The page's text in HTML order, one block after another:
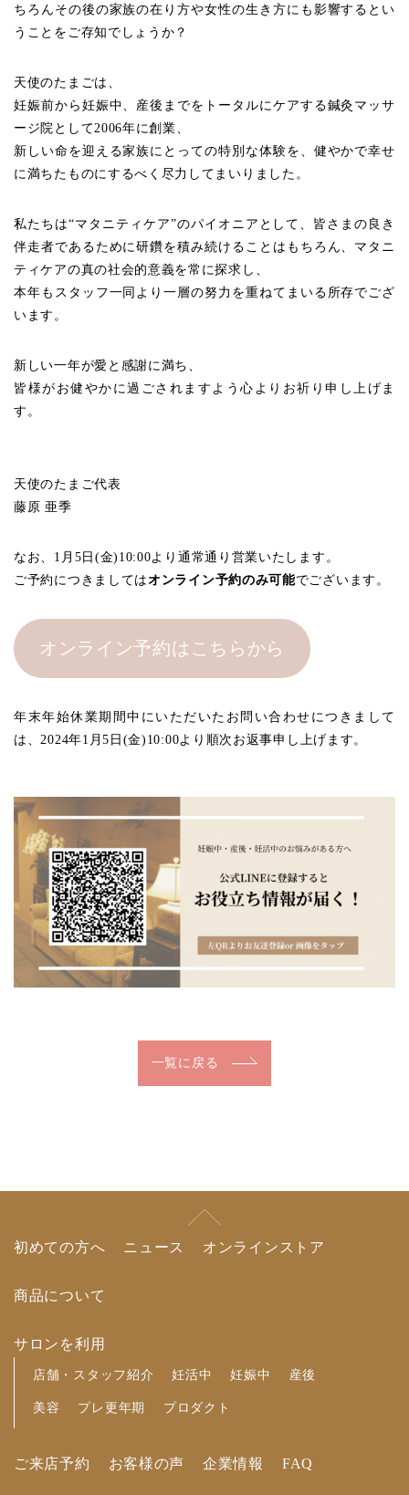
ちろんその後の家族の在り方や女性の生き方にも影響するとい
うことをご存知でしょうか？
天使のたまごは、
妊娠前から妊娠中、産後までをトータルにケアする鍼灸マッサ
ージ院として2006年に創業、
新しい命を迎える家族にとっての特別な体験を、健やかで幸せ
に満ちたものにするべく尽力してまいりました。
私たちは“マタニティケア”のパイオニアとして、皆さまの良き
伴走者であるために研鑽を積み続けることはもちろん、マタニ
ティケアの真の社会的意義を常に探求し、
本年もスタッフ一同より一層の努力を重ねてまいる所存でござ
います。
新しい一年が愛と感謝に満ち、
皆様がお健やかに過ごされますよう心よりお祈り申し上げま
す。
天使のたまご代表
藤原 亜季
なお、1月5日(金)10:00より通常通り営業いたします。
ご予約につきましてはオンライン予約のみ可能でございます。
オンライン予約はこちらから
年末年始休業期間中にいただいたお問い合わせにつきまして
は、2024年1月5日(金)10:00より順次お返事申し上げます。
一覧に戻る
初めての方へ ニュース オンラインストア
商品について
サロンを利用
店舗・スタッフ紹介
妊活中 妊娠中 産後
美容 プレ更年期 プロダクト
ご来店予約 お客様の声 企業情報 FAQ